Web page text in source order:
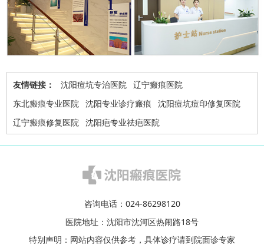
友情链接： 沈阳痘坑专治医院
辽宁瘢痕医院
东北瘢痕专业医院
沈阳专业诊疗瘢痕
沈阳痘坑痘印修复医院
辽宁瘢痕修复医院
沈阳疤专业祛疤医院
咨询电话： 024-86298120
医院地址：沈阳市沈河区热闹路18号
特别声明：网站内容仅供参考，具体诊疗请到院面诊专家